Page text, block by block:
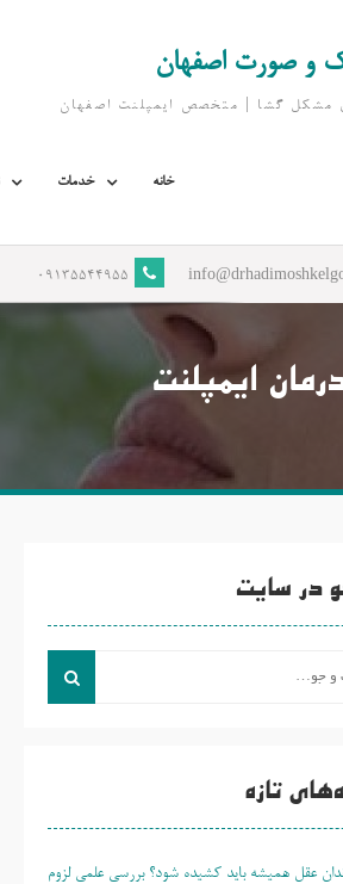
و صورت اصفهان
مشکل گشا | متخصص ايمپلنت اصفهان
خانه خدمات
09135544955
ایمپلنت
در سایت
تازه
عقل همیشه باید کشیده شود؟ بررسی علمی لزوم